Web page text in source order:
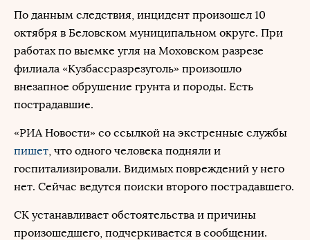
По данным следствия, инцидент произошел 10
октября в Беловском муниципальном округе. При
работах по выемке угля на Моховском разрезе
филиала «Кузбассразрезуголь» произошло
внезапное обрушение грунта и породы. Есть
пострадавшие.
«РИА Новости» со ссылкой на экстренные службы
пишет, что одного человека подняли и
госпитализировали. Видимых повреждений у него
нет. Сейчас ведутся поиски второго пострадавшего.
СК устанавливает обстоятельства и причины
произошедшего, подчеркивается в сообщении.